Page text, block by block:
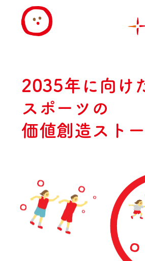
2035年に向け
スポーツの
価値創造スト